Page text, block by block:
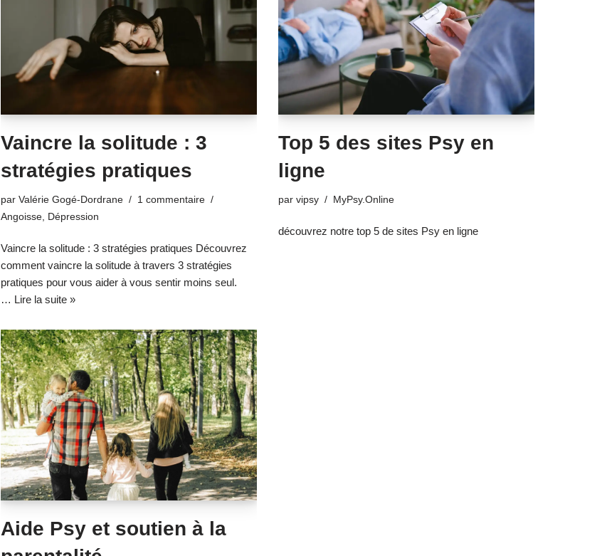
Vaincre la solitude : 3
stratégies pratiques
par Valérie Gogé-Dordrane
1 commentaire
Angoisse, Dépression
Vaincre la solitude : 3 stratégies pratiques Découvrez
comment vaincre la solitude à travers 3 stratégies
pratiques pour vous aider à vous sentir moins seul.
… Lire la suite »
Top 5 des sites Psy en
ligne
par vipsy MyPsy.Online
découvrez notre top 5 de sites Psy en ligne
Aide Psy et soutien à la